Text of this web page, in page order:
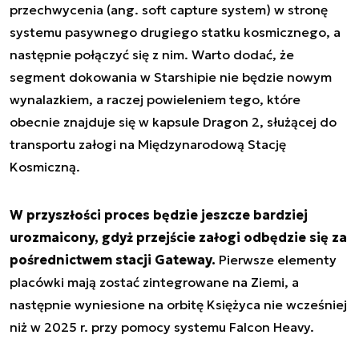
przechwycenia (ang. soft capture system) w stronę
systemu pasywnego drugiego statku kosmicznego, a
następnie połączyć się z nim. Warto dodać, że
segment dokowania w Starshipie nie będzie nowym
wynalazkiem, a raczej powieleniem tego, które
obecnie znajduje się w kapsule Dragon 2, służącej do
transportu załogi na Międzynarodową Stację
Kosmiczną.
W przyszłości proces będzie jeszcze bardziej
urozmaicony, gdyż przejście załogi odbędzie się za
pośrednictwem stacji Gateway. Pierwsze elementy
placówki mają zostać zintegrowane na Ziemi, a
następnie wyniesione na orbitę Księżyca nie wcześniej
niż w 2025 r. przy pomocy systemu Falcon Heavy.